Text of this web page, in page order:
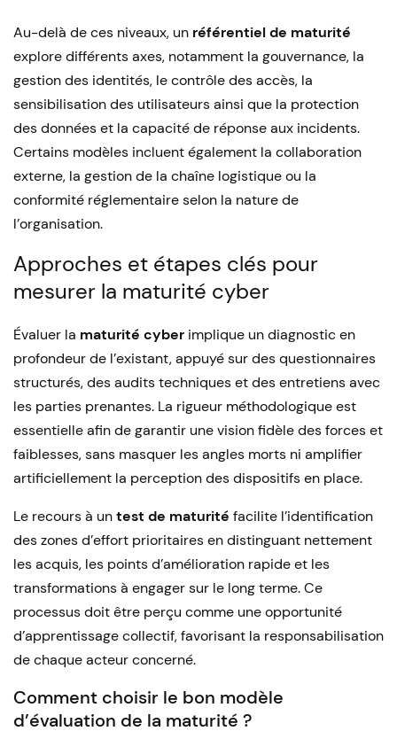
Au-delà de ces niveaux, un référentiel de maturité
explore différents axes, notamment la gouvernance, la
gestion des identités, le contrôle des accès, la
sensibilisation des utilisateurs ainsi que la protection
des données et la capacité de réponse aux incidents.
Certains modèles incluent également la collaboration
externe, la gestion de la chaîne logistique ou la
conformité réglementaire selon la nature de
l’organisation.
Approches et étapes clés pour
mesurer la maturité cyber
Évaluer la maturité cyber implique un diagnostic en
profondeur de l’existant, appuyé sur des questionnaires
structurés, des audits techniques et des entretiens avec
les parties prenantes. La rigueur méthodologique est
essentielle afin de garantir une vision fidèle des forces et
faiblesses, sans masquer les angles morts ni amplifier
artificiellement la perception des dispositifs en place.
Le recours à untest de maturité facilite l’identification
des zones d’effort prioritaires en distinguant nettement
les acquis, les points d’amélioration rapide et les
transformations à engager sur le long terme. Ce
processus doit être perçu comme une opportunité
d’apprentissage collectif, favorisant la responsabilisation
de chaque acteur concerné.
Comment choisir le bon modèle
d’évaluation de la maturité ?